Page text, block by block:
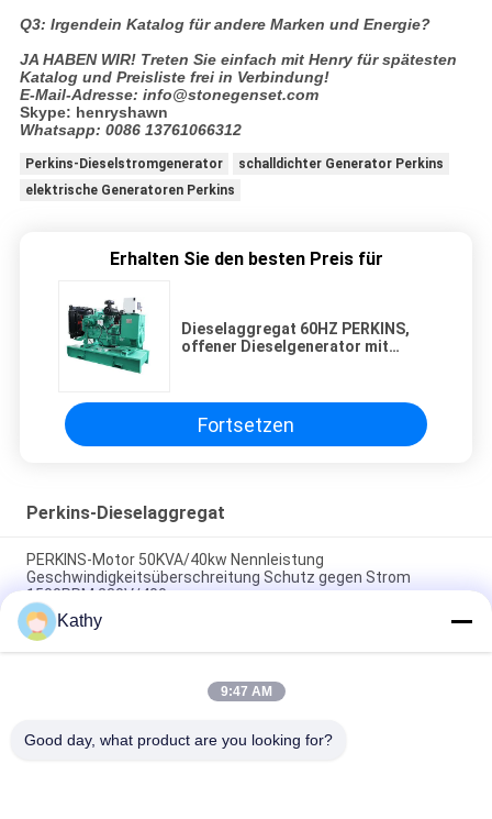
Q3: Irgendein Katalog für andere Marken und Energie?
JA HABEN WIR! Treten Sie einfach mit Henry für spätesten
Katalog und Preisliste frei in Verbindung!
E-Mail-Adresse: info@stonegenset.com
Skype: henryshawn
Whatsapp: 0086 13761066312
Perkins-Dieselstromgenerator
schalldichter Generator Perkins
elektrische Generatoren Perkins
Erhalten Sie den besten Preis für
Dieselaggregat 60HZ PERKINS,
offener Dieselgenerator mit
Fortsetzen
Perkins-Dieselaggregat
PERKINS-Motor 50KVA/40kw Nennleistung
Geschwindigkeitsüberschreitung Schutz gegen Strom
1500PRM 230V/400
Perkins-Generator 13KVA/10KW Nennleistung Leroy Somer
Umgebungstemperatur -25°C bis 50°C.
PERKINS Generator 10KVA/8KW Nennleistung Leroy Somer
Kathy
9:47 AM
Good day, what product are you looking for?